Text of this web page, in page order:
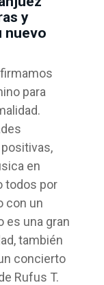
y
nuevo
para
en
todos por
con un
es una gran
también
concierto
Rufus T.